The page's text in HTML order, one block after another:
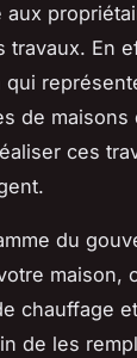
aux
En
qui
de maisons
ces
du
maison,
chauffage
de les